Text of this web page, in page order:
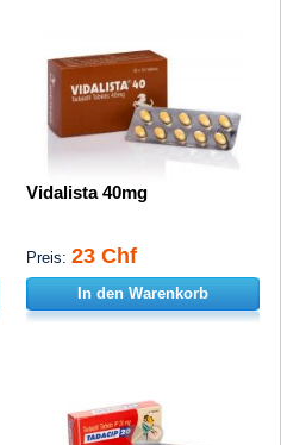
Vidalista 40mg
Preis: 23 Chf
In den Warenkorb